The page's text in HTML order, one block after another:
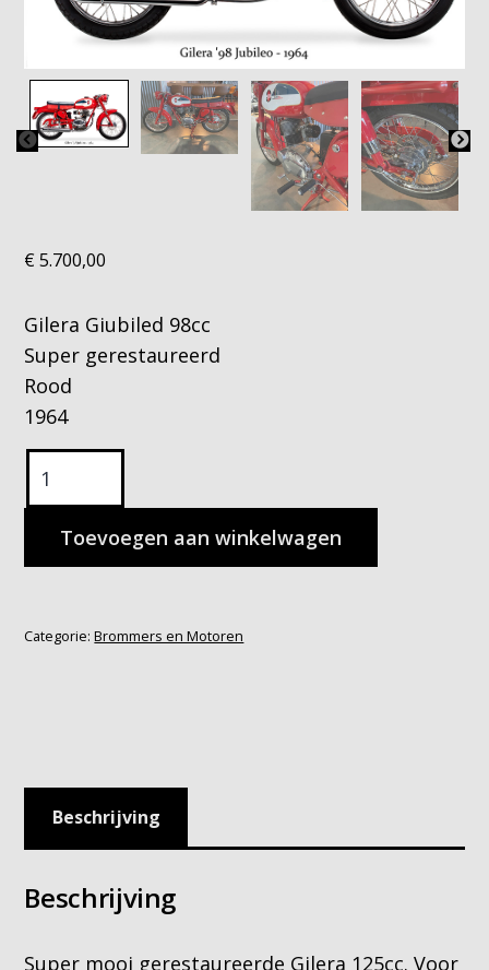
€ 5.700,00
Gilera Giubiled 98cc
Super gerestaureerd
Rood
1964
Giubiled
98cc
hoeveelheid
Toevoegen aan winkelwagen
Categorie:Brommers en Motoren
Beschrijving
Beschrijving
Super mooi gerestaureerde Gilera 125cc. Voor